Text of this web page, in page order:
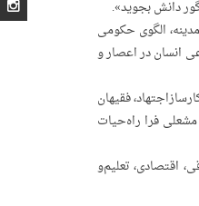
دانش‌ بجوید».
الگوی‌ حکومی‌
انسان‌ در اعصار و
فقیهان‌
فرا راه‌حیات‌
اقتصادی، تعلیم‌و